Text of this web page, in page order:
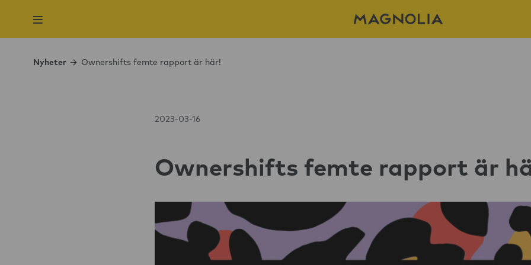
Nyheter Ownershifts femte rapport är här!
2023-03-16
Ownershifts femte rapport är